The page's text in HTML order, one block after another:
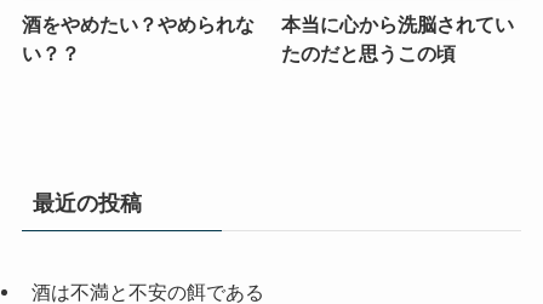
酒をやめたい？やめられな
い？？
本当に心から洗脳されてい
たのだと思うこの頃
最近の投稿
酒は不満と不安の餌である